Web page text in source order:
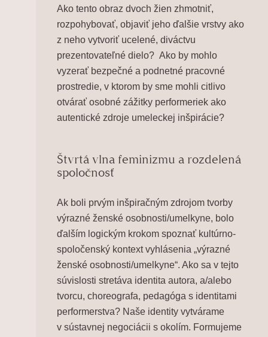
Ako tento obraz dvoch žien zhmotniť,
rozpohybovať, objaviť jeho ďalšie vrstvy ako
z neho vytvoriť ucelené, diváctvu
prezentovateľné dielo? Ako by mohlo
vyzerať bezpečné a podnetné pracovné
prostredie, v ktorom by sme mohli citlivo
otvárať osobné zážitky performeriek ako
autentické zdroje umeleckej inšpirácie?
Štvrtá vlna feminizmu a rozdelená
spoločnosť
Ak boli prvým inšpiračným zdrojom tvorby
výrazné ženské osobnosti/umelkyne, bolo
ďalším logickým krokom spoznať kultúrno-
spoločenský kontext vyhlásenia „výrazné
ženské osobnosti/umelkyne“. Ako sa v tejto
súvislosti stretáva identita autora, a/alebo
tvorcu, choreografa, pedagóga s identitami
performerstva? Naše identity vytvárame
v sústavnej negociácii s okolím. Formujeme